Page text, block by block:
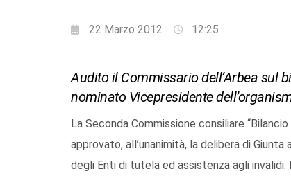
22 Marzo 2012 12:25
Audito il Commissario dell’Arbea sul
nominato Vicepresidente
La Seconda Commissione consiliare
approvato, all’unanimità, la delibera di
degli Enti di tutela ed assistenza agli